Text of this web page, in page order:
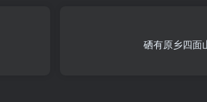
硒有原乡四面